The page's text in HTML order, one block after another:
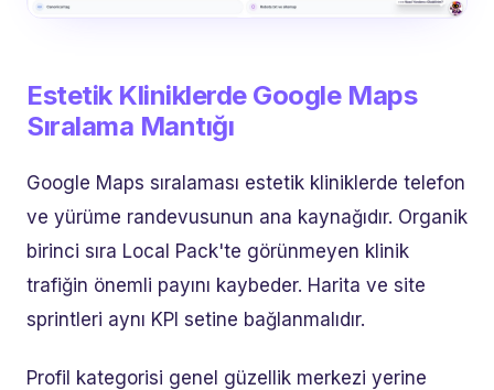
Estetik Kliniklerde Google Maps
Sıralama Mantığı
Google Maps sıralaması estetik kliniklerde telefon
ve yürüme randevusunun ana kaynağıdır. Organik
birinci sıra Local Pack'te görünmeyen klinik
trafiğin önemli payını kaybeder. Harita ve site
sprintleri aynı KPI setine bağlanmalıdır.
Profil kategorisi genel güzellik merkezi yerine